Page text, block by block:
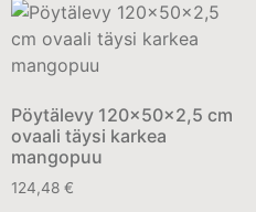
Pöytälevy 120x50x2,5 cm
ovaali täysi karkea
mangopuu
124,48 €